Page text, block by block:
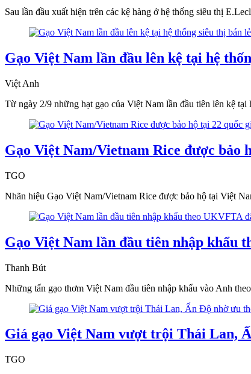
Sau lần đầu xuất hiện trên các kệ hàng ở hệ thống siêu thị
Gạo Việt Nam lần đầu lên kệ tại hệ
Việt Anh
Từ ngày 2/9 những hạt gạo của Việt Nam lần đầu tiên lên kệ
Gạo Việt Nam/Vietnam Rice được bảo
TGO
Nhãn hiệu Gạo Việt Nam/Vietnam Rice được bảo hộ tại Việt
Gạo Việt Nam lần đầu tiên nhập khẩu
Thanh Bút
Những tấn gạo thơm Việt Nam đầu tiên nhập khẩu vào Anh
Giá gạo Việt Nam vượt trội Thái Lan,
TGO